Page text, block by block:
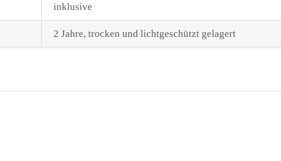
inklusive
2 Jahre, trocken und lichtgeschützt gelagert